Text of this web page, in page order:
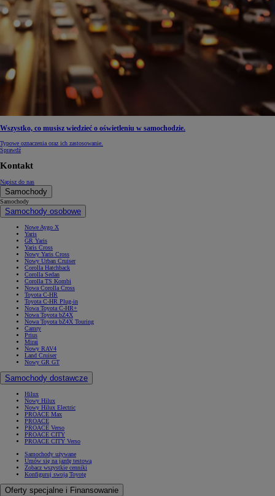
Wszystko, co musisz wiedzieć o oświetleniu w samochodzie.
Typowe oznaczenia oraz ich zastosowanie.
Sprawdź
Kontakt
Napisz do nas
Samochody
Samochody
Samochody osobowe
Nowe Aygo X
Yaris
GR Yaris
Yaris Cross
Nowy Yaris Cross
Nowy Urban Cruiser
Corolla Hatchback
Corolla Sedan
Corolla TS Kombi
Nowa Corolla Cross
Toyota C-HR
Toyota C-HR Plug-in
Nowa Toyota C-HR+
Nowa Toyota bZ4X
Nowa Toyota bZ4X Touring
Camry
Prius
Mirai
Nowy RAV4
Land Cruiser
Nowy GR GT
Samochody dostawcze
Hilux
Nowy Hilux
Nowy Hilux Electric
PROACE Max
PROACE
PROACE Verso
PROACE CITY
PROACE CITY Verso
Samochody używane
Umów się na jazdę testową
Zobacz wszystkie cenniki
Konfiguruj swoją Toyotę
Oferty specjalne i Finansowanie